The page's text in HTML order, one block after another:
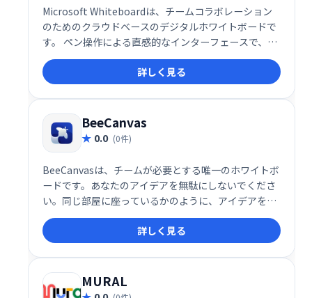
Microsoft Whiteboardは、チームコラボレーション
のためのクラウドベースのデジタルホワイトボードで
す。 ペン操作による直感的なインターフェースで、図
形描画、テーブル作成、コンテンツ編集、コメント投
稿などを同時に行えます。画像追加、付箋、テキスト
入力も可能。場所を選ばず、リアルタイムでアイデア
を共有し、プロジェクトをスムーズに進めることがで
きます。
詳しく見る
BeeCanvas
0.0 (0件)
BeeCanvasは、チームが必要とする唯一のホワイトボ
ードです。あなたのアイデアを無駄にしないでくださ
い。同じ部屋に座っているかのように、アイデアを視
覚化して作業をすばやく完了します。BeeCanvasは、
お気に入りの日常のツールともシームレスに統合でき
ます。
詳しく見る
MURAL